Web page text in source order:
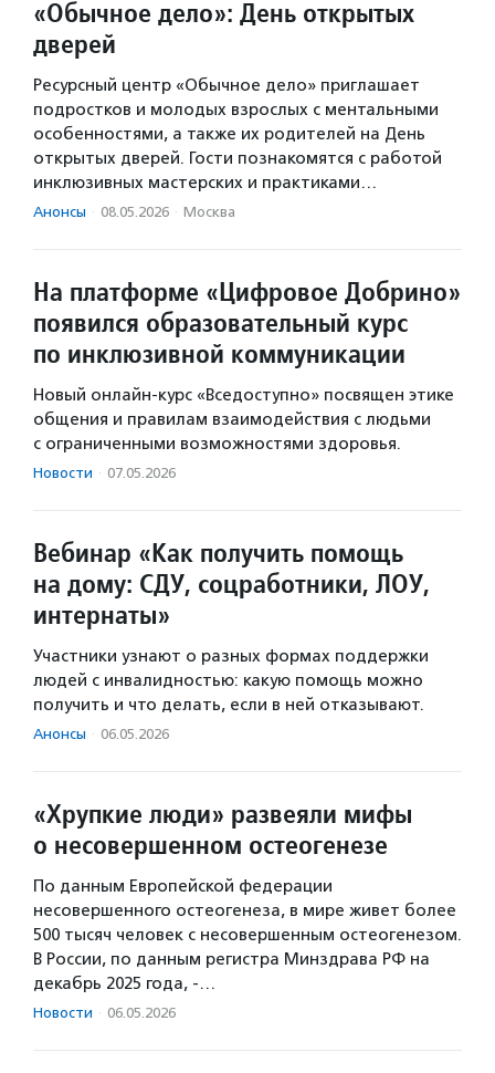
«Обычное дело»: День открытых
дверей
Ресурсный центр «Обычное дело» приглашает
подростков и молодых взрослых с ментальными
особенностями, а также их родителей на День
открытых дверей. Гости познакомятся с работой
инклюзивных мастерских и практиками…
Анонсы · 08.05.2026 · Москва
На платформе «Цифровое Добрино»
появился образовательный курс
по инклюзивной коммуникации
Новый онлайн-курс «Вседоступно» посвящен этике
общения и правилам взаимодействия с людьми
с ограниченными возможностями здоровья.
Новости · 07.05.2026
Вебинар «Как получить помощь
на дому: СДУ, соцработники, ЛОУ,
интернаты»
Участники узнают о разных формах поддержки
людей с инвалидностью: какую помощь можно
получить и что делать, если в ней отказывают.
Анонсы · 06.05.2026
«Хрупкие люди» развеяли мифы
о несовершенном остеогенезе
По данным Европейской федерации
несовершенного остеогенеза, в мире живет более
500 тысяч человек с несовершенным остеогенезом.
В России, по данным регистра Минздрава РФ на
декабрь 2025 года, -…
Новости · 06.05.2026